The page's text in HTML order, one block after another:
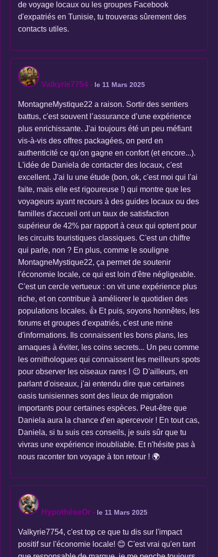
de voyage locaux ou les groupes Facebook
d'expatriés en Tunisie, tu trouveras sûrement des
contacts utiles.
Valkyrie7754 - le 11 Mars 2025
MontagneMystique22 a raison. Sortir des sentiers
battus, c'est souvent l’assurance d’une expérience
plus enrichissante. J'ai toujours été un peu méfiant
vis-à-vis des offres packagées, on perd en
authenticité ce qu'on gagne en confort (et encore...).
L'idée de Daniela de contacter des locaux, c'est
excellent. J'ai lu une étude (bon, ok, c'est moi qui l'ai
faite, mais elle est rigoureuse !) qui montre que les
voyageurs ayant recours à des guides locaux ou des
familles d'accueil ont un taux de satisfaction
supérieur de 42% par rapport à ceux qui optent pour
les circuits touristiques classiques. C'est un chiffre
qui parle, non ? En plus, comme le souligne
MontagneMystique22, ça permet de soutenir
l'économie locale, ce qui est loin d'être négligeable.
C'est un cercle vertueux : on vit une expérience plus
riche, et on contribue à améliorer le quotidien des
populations locales. 👍 Et puis, soyons honnêtes, les
forums et groupes d'expatriés, c'est une mine
d'informations. Ils connaissent les bons plans, les
arnaques à éviter, les coins secrets... Un peu comme
les ornithologues qui connaissent les meilleurs spots
pour observer les oiseaux rares ! 😉 D'ailleurs, en
parlant d'oiseaux, j'ai entendu dire que certaines
oasis tunisiennes sont des lieux de migration
importants pour certaines espèces. Peut-être que
Daniela aura la chance d'en apercevoir ! En tout cas,
Daniela, si tu suis ces conseils, je suis sûr que tu
vivras une expérience inoubliable. Et n'hésite pas à
nous raconter ton voyage à ton retour ! 🌍
HypothèseOr - le 11 Mars 2025
Valkyrie7754, c'est top ce que tu dis sur l'impact
positif sur l'économie locale! 😊 C'est vrai qu'en tant